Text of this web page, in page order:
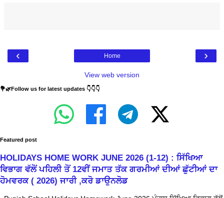
‹ ›
Home
View web version
💐🌿Follow us for latest updates 👇👇👇
Featured post
HOLIDAYS HOME WORK JUNE 2026 (1-12) : ਸਿੱਖਿਆ
ਵਿਭਾਗ ਵੱਲੋਂ ਪਹਿਲੀ ਤੋਂ 12ਵੀਂ ਜਮਾਤ ਤੱਕ ਗਰਮੀਆਂ ਦੀਆਂ ਛੁੱਟੀਆਂ ਦਾ
ਹੋਮਵਰਕ ( 2026) ਜਾਰੀ ,ਕਰੋ ਡਾਉਨਲੋਡ